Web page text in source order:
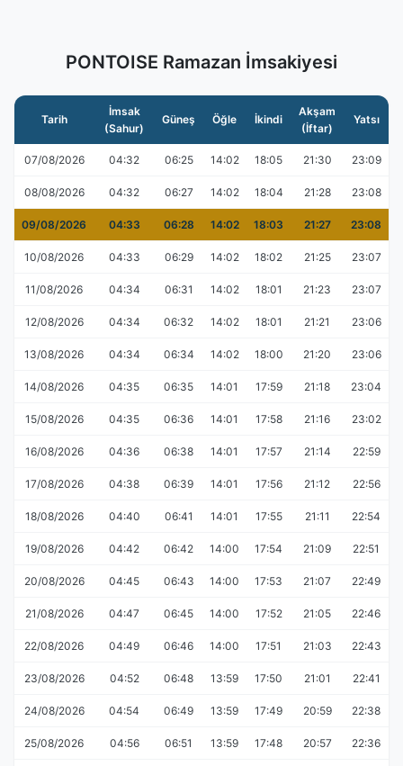
PONTOISE Ramazan İmsakiyesi
Tarih
İmsak
(Sahur)
Güneş Öğle İkindi
Akşam
(İftar)
Yatsı
07/08/2026 04:32 06:25 14:02 18:05 21:30 23:09
08/08/2026 04:32 06:27 14:02 18:04 21:28 23:08
09/08/2026 04:33 06:28 14:02 18:03 21:27 23:08
10/08/2026 04:33 06:29 14:02 18:02 21:25 23:07
11/08/2026 04:34 06:31 14:02 18:01 21:23 23:07
12/08/2026 04:34 06:32 14:02 18:01 21:21 23:06
13/08/2026 04:34 06:34 14:02 18:00 21:20 23:06
14/08/2026 04:35 06:35 14:01 17:59 21:18 23:04
15/08/2026 04:35 06:36 14:01 17:58 21:16 23:02
16/08/2026 04:36 06:38 14:01 17:57 21:14 22:59
17/08/2026 04:38 06:39 14:01 17:56 21:12 22:56
18/08/2026 04:40 06:41 14:01 17:55 21:11 22:54
19/08/2026 04:42 06:42 14:00 17:54 21:09 22:51
20/08/2026 04:45 06:43 14:00 17:53 21:07 22:49
21/08/2026 04:47 06:45 14:00 17:52 21:05 22:46
22/08/2026 04:49 06:46 14:00 17:51 21:03 22:43
23/08/2026 04:52 06:48 13:59 17:50 21:01 22:41
24/08/2026 04:54 06:49 13:59 17:49 20:59 22:38
25/08/2026 04:56 06:51 13:59 17:48 20:57 22:36